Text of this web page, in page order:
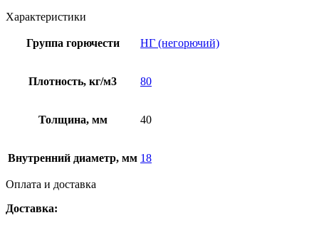
Характеристики
Группа горючести НГ (негорючий)
Плотность, кг/м3 80
Толщина, мм 40
Внутренний диаметр, мм 18
Оплата и доставка
Доставка: